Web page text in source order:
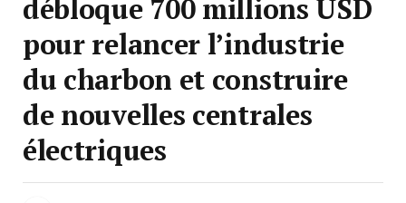
débloque 700 millions USD
pour relancer l’industrie
du charbon et construire
de nouvelles centrales
électriques